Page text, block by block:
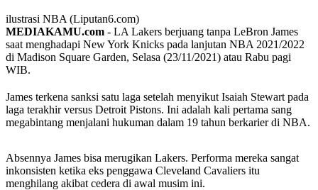
ilustrasi NBA (Liputan6.com)
MEDIAKAMU.com - LA Lakers berjuang tanpa LeBron James
saat menghadapi New York Knicks pada lanjutan NBA 2021/2022
di Madison Square Garden, Selasa (23/11/2021) atau Rabu pagi
WIB.
James terkena sanksi satu laga setelah menyikut Isaiah Stewart pada
laga terakhir versus Detroit Pistons. Ini adalah kali pertama sang
megabintang menjalani hukuman dalam 19 tahun berkarier di NBA.
Absennya James bisa merugikan Lakers. Performa mereka sangat
inkonsisten ketika eks penggawa Cleveland Cavaliers itu
menghilang akibat cedera di awal musim ini.